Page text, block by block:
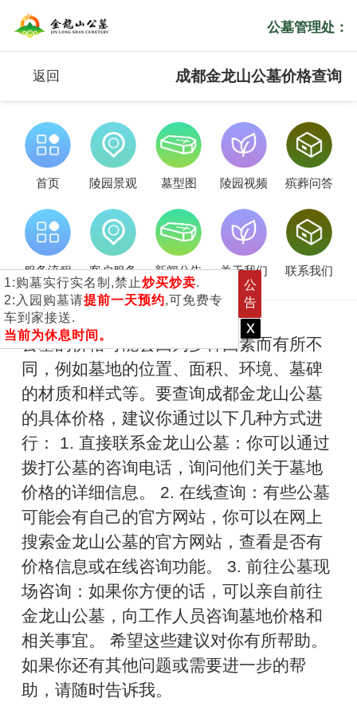
1:购墓实行实名制,禁止炒买炒卖.
2:入园购墓请提前一天预约,可免费专
车到家接送.
当前为休息时间。
公
告
x
公墓管理处：
返回 成都金龙山公墓价格查询
首页 陵园景观 墓型图 陵园视频 殡葬问答
服务流程 客户服务 新闻公告 关于我们 联系我们
公墓的价格可能会因为多种因素而有所不
同，例如墓地的位置、面积、环境、墓碑
的材质和样式等。要查询成都金龙山公墓
的具体价格，建议你通过以下几种方式进
行： 1. 直接联系金龙山公墓：你可以通过
拨打公墓的咨询电话，询问他们关于墓地
价格的详细信息。 2. 在线查询：有些公墓
可能会有自己的官方网站，你可以在网上
搜索金龙山公墓的官方网站，查看是否有
价格信息或在线咨询功能。 3. 前往公墓现
场咨询：如果你方便的话，可以亲自前往
金龙山公墓，向工作人员咨询墓地价格和
相关事宜。 希望这些建议对你有所帮助。
如果你还有其他问题或需要进一步的帮
助，请随时告诉我。